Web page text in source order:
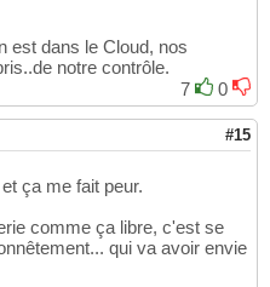
est dans le Cloud, nos
notre contrôle.
7
0
#15
ça me fait peur.
comme ça libre, c'est se
qui va avoir envie